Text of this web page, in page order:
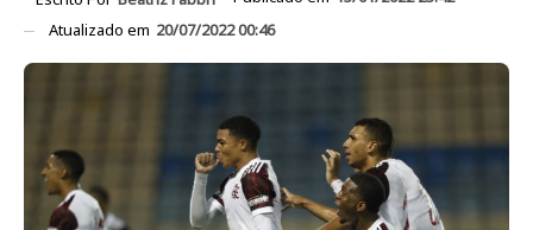
Atualizado em 20/07/2022 00:46